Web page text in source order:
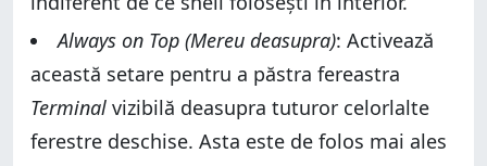
Always on Top (Mereu deasupra): Activează
această setare pentru a păstra fereastra
Terminal vizibilă deasupra tuturor celorlalte
ferestre deschise. Asta este de folos mai ales